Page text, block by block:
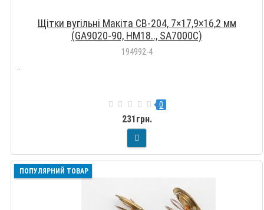
Щітки вугільні Макіта CB-204, 7×17,9×16,2 мм
(GA9020-90, HM18.., SA7000C)
194992-4
0
231грн.
ПОПУЛЯРНИЙ ТОВАР